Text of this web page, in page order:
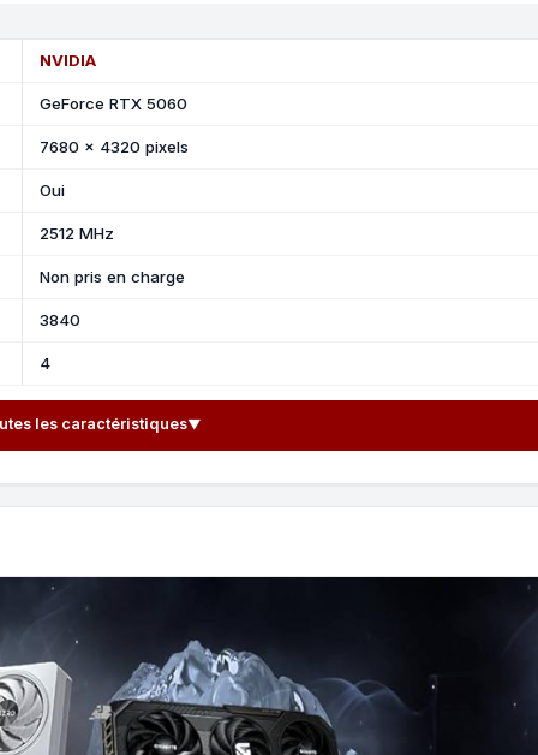
NVIDIA
GeForce RTX 5060
7680 x 4320 pixels
Oui
2512 MHz
Non pris en charge
3840
4
les caractéristiques▼